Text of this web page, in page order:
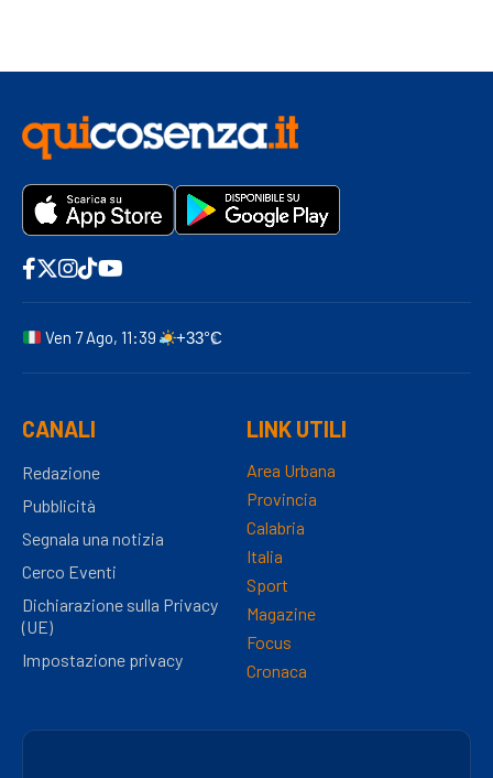
Ven 7 Ago, 11:39 +33°C
CANALI
Redazione
Pubblicità
Segnala una notizia
Cerco Eventi
Dichiarazione sulla Privacy
(UE)
Impostazione privacy
LINK UTILI
Area Urbana
Provincia
Calabria
Italia
Sport
Magazine
Focus
Cronaca